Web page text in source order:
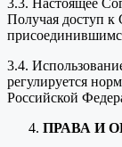
Получая доступ к
3.4.
регулируется
Российской
ПРАВА И